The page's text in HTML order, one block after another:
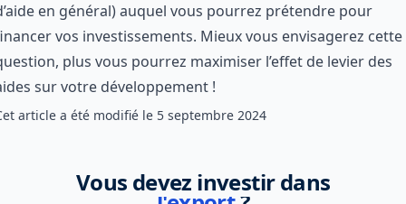
en général) auquel vous pourrez prétendre pour
vos investissements. Mieux vous envisagerez cette
plus vous pourrez maximiser l’effet de levier des
sur votre développement !
article a été modifié le 5 septembre 2024
Vous devez investir dans